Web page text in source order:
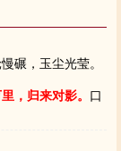
碾，玉尘光莹。
，归来对影。 口